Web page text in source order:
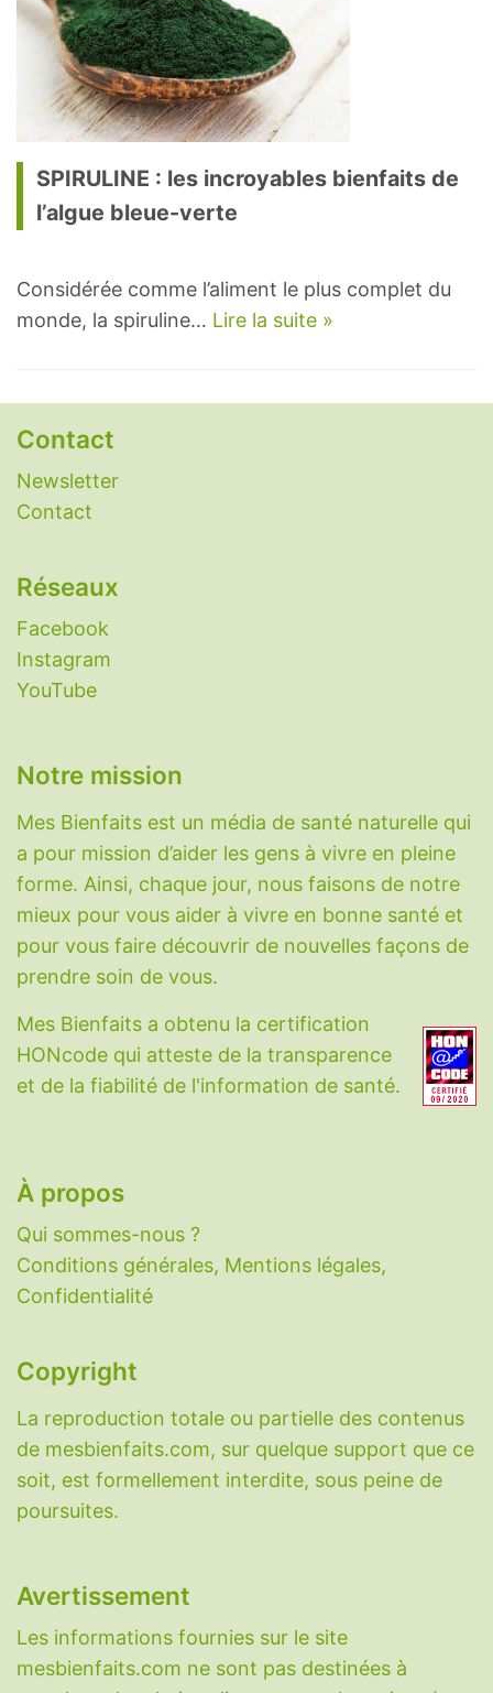
SPIRULINE : les incroyables bienfaits de
l’algue bleue-verte
Considérée comme l’aliment le plus complet du
monde, la spiruline… Lire la suite »
Contact
Newsletter
Contact
Réseaux
Facebook
Instagram
YouTube
Notre mission
Mes Bienfaits est un média de santé naturelle qui
a pour mission d’aider les gens à vivre en pleine
forme. Ainsi, chaque jour, nous faisons de notre
mieux pour vous aider à vivre en bonne santé et
pour vous faire découvrir de nouvelles façons de
prendre soin de vous.
Mes Bienfaits a obtenu la certification
HONcode qui atteste de la transparence
et de la fiabilité de l'information de santé.
À propos
Qui sommes-nous ?
Conditions générales, Mentions légales,
Confidentialité
Copyright
La reproduction totale ou partielle des contenus
de mesbienfaits.com, sur quelque support que ce
soit, est formellement interdite, sous peine de
poursuites.
Avertissement
Les informations fournies sur le site
mesbienfaits.com ne sont pas destinées à